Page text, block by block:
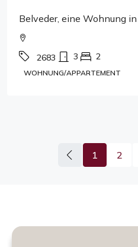
Belveder, eine Wohnung
2683 3 2
WOHNUNG/APPARTEMENT
1 2